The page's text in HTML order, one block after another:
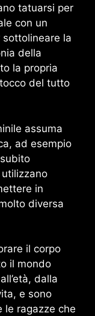
tatuarsi per
con un
la
della
la propria
del tutto
assuma
ad esempio
in
diversa
il corpo
il mondo
dalla
e sono
le ragazze che